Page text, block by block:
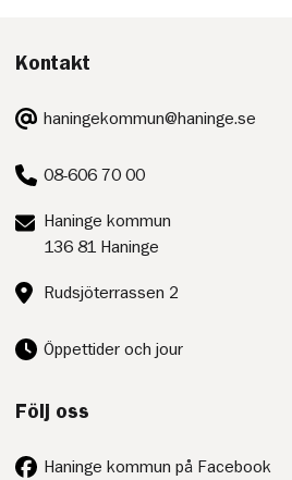
Kontakt
E-
post:
haningekommun@haninge.se
Telefon:
08-606 70 00
Postadress:
Haninge kommun
136 81 Haninge
Besöksadress:
Rudsjöterrassen 2
Öppettider och jour
Följ oss
Haninge kommun på Facebook